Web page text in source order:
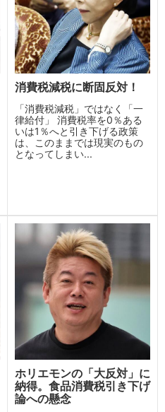
消費税減税に断固反対！
「消費税減税」ではなく「一
律給付」 消費税率を0％ある
いは1％へと引き下げる政策
は、このままでは現実のもの
となってしまい...
ホリエモンの「大反対」に
納得。食品消費税引き下げ
論への懸念